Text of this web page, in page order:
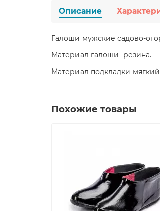
Описание
Галоши мужские садово-
Материал галоши- резина.
Материал подкладки-
Похожие товары